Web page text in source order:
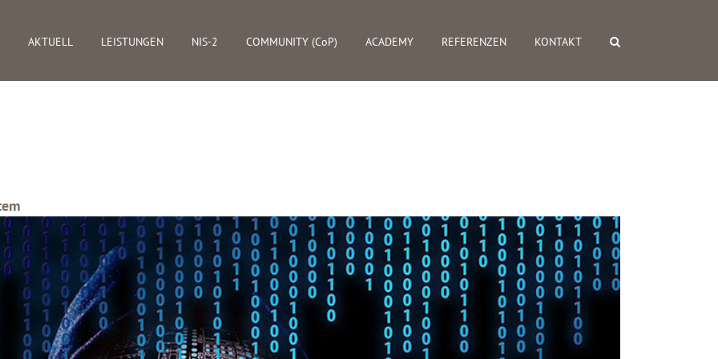
AKTUELL LEISTUNGEN NIS-2 COMMUNITY (CoP) ACADEMY REFERENZEN KONTAKT